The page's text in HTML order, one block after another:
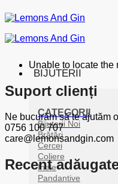
BIJUTERII
CATEGORII
Bijuterii Noi
Brățări
Cercei
Coliere
Inele
Pandantive
Unable to locate the
Suport clienți
Ne bucurăm să te ajutăm
0756 100 707
care@lemonsandgin.com
Recent